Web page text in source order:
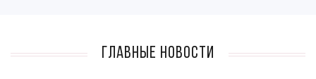
Главные новости